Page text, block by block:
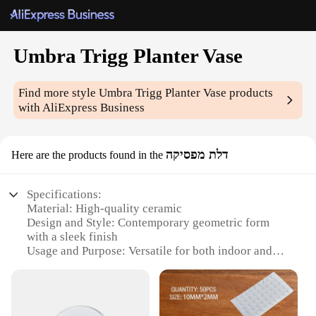
Umbra Trigg Planter Vase
Find more styleUmbra Trigg Planter Vase products
with AliExpress Business
Here are the products found in the דלת מפסיקה
Specifications:
Material: High-quality ceramic
Design and Style: Contemporary geometric form
with a sleek finish
Usage and Purpose: Versatile for both indoor and
Shape or Size: Tall, slender design that adds
Performance and Property: Durable and resistant to